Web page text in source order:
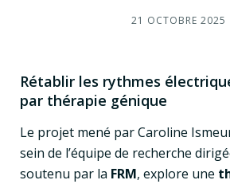
21 OCTOBRE 2025
Rétablir les rythmes
par thérapie génique
Le projet mené par Caroline
sein de l’équipe de recherche
soutenu par la FRM, explore une